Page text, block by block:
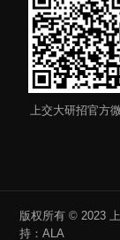
上交大研招官方
版权所有 © 2023
持：ALA